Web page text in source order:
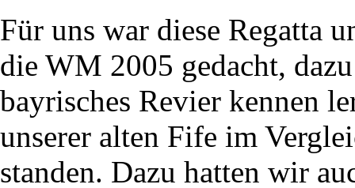
Für uns war diese Regatta
die WM 2005 gedacht,
bayrisches Revier kennen
unserer alten Fife im
standen. Dazu hatten wir